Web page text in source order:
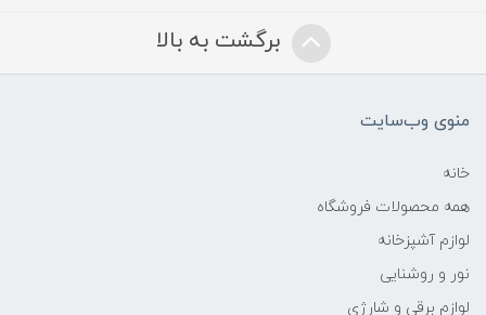
برگشت به بالا
منوی وب‌سایت
خانه
همه محصولات فروشگاه
لوازم آشپزخانه
نور و روشنایی
لوازم برقی و شارژی